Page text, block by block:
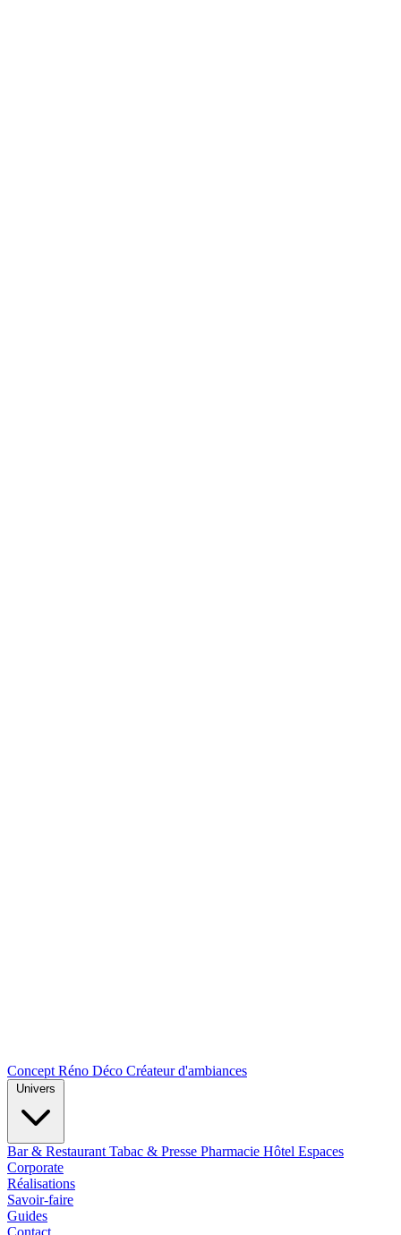
Concept Réno Déco Créateur d'ambiances
Bar & Restaurant Tabac & Presse Pharmacie Hôtel Espaces
Corporate
Réalisations
Savoir-faire
Guides
Contact